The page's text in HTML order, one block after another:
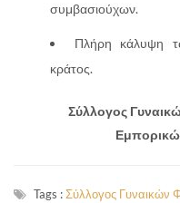
συμβασιούχων.
Πλήρη κάλυψη
κράτος.
Σύλλογος
Tags :Σύλλογος Γυναικών